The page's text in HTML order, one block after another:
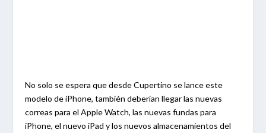
No solo se espera que desde Cupertino se lance este
modelo de iPhone, también deberían llegar las nuevas
correas para el Apple Watch, las nuevas fundas para
iPhone, el nuevo iPad y los nuevos almacenamientos del